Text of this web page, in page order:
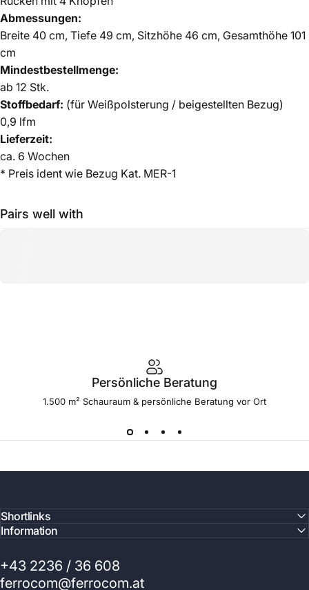
Abmessungen:
Breite 40 cm, Tiefe 49 cm, Sitzhöhe 46 cm, Gesamthöhe 101
cm
Mindestbestellmenge:
ab 12 Stk.
Stoffbedarf: (für Weißpolsterung / beigestellten Bezug)
0,9 lfm
Lieferzeit:
ca. 6 Wochen
* Preis ident wie Bezug Kat. MER-1
Pairs well with
Persönliche Beratung
1.500 m² Schauraum & persönliche Beratung vor Ort
Shortlinks
Information
+43 2236 / 36 608
ferrocom@ferrocom.at